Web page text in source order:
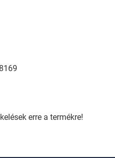
erre a termékre!